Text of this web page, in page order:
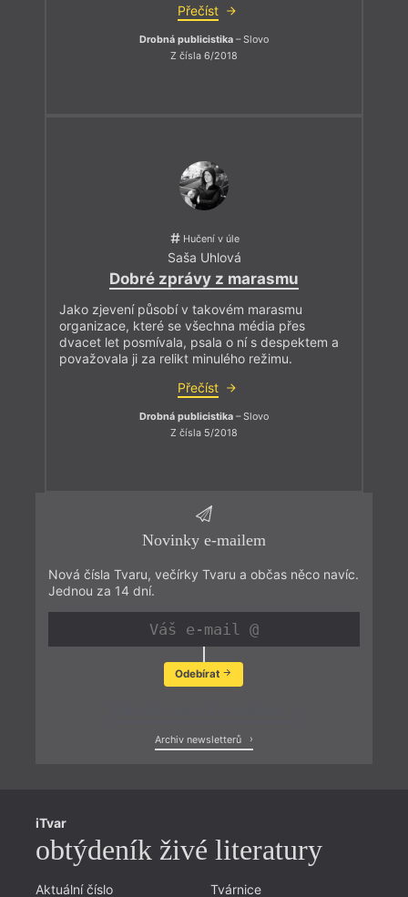
Přečíst
Drobná publicistika – Slovo
Z čísla 6/2018
Hučení v úle
Saša Uhlová
Dobré zprávy z marasmu
Jako zjevení působí v takovém marasmu
organizace, které se všechna média přes
dvacet let posmívala, psala o ní s despektem a
považovala ji za relikt minulého režimu.
Přečíst
Drobná publicistika – Slovo
Z čísla 5/2018
Novinky e-mailem
Nová čísla Tvaru, večírky Tvaru a občas něco navíc.
Jednou za 14 dní.
Odebírat
Archiv newsletterů
iTvar
obtýdeník živé literatury
Aktuální číslo
Tvárnice